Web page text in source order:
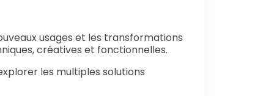
usages et les transformations
créatives et fonctionnelles.
les multiples solutions